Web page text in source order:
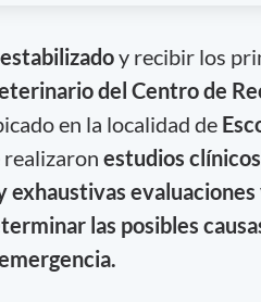
estabilizadoy recibir los
del Centro de
en la localidad de
realizaron estudios
exhaustivas
las posibles